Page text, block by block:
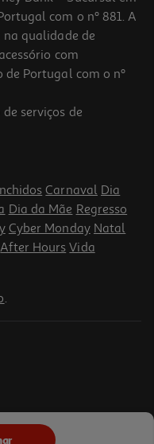
- Inox A 9kg
- Branco A 9kg
com o nº 881. A
qualidade de
com
de Portugal com o nº
serviços de
Carnaval Dia
Dia da Mãe Regresso
Cyber Monday Natal
After Hours Vida
.